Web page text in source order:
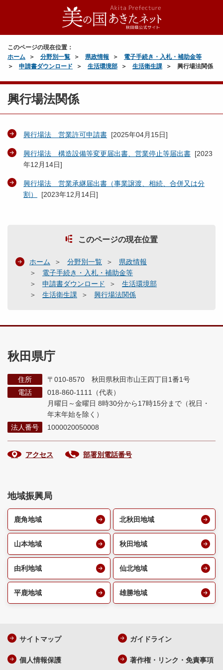
このページの現在位置：
ホーム
分野別一覧 県政情報
電子手続き・入札・補助金等
申請書ダウンロード
生活環境部 生活衛生課 興行場法関係
興行場法関係
興行場法 営業許可申請書 [2025年04月15日]
興行場法 構造設備等変更届出書、営業停止等届出書 [2023
年12月14日]
興行場法 営業承継届出書（事業譲渡、相続、合併又は分
割）
[2023年12月14日]
このページの現在位置
ホーム 分野別一覧
県政情報
電子手続き・入札・補助金等
申請書ダウンロード
生活環境部
生活衛生課
興行場法関係
秋田県庁
住所
〒010-8570 秋田県秋田市山王四丁目1番1号
電話
018-860-1111（代表）
月曜日～金曜日 8時30分から17時15分まで （祝日・
年末年始を除く）
法人番号
1000020050008
アクセス 部署別電話番号
地域振興局
鹿角地域 北秋田地域
山本地域 秋田地域
由利地域 仙北地域
平鹿地域 雄勝地域
サイトマップ ガイドライン
個人情報保護 著作権・リンク・免責事項